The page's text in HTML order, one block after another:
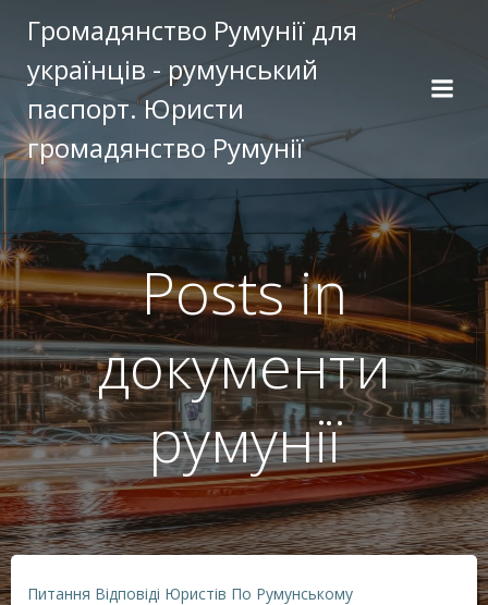
к
содержимому
Громадянство Румунії для
українців - румунський
паспорт. Юристи
громадянство Румунії
Posts in
документи
румунії
Питання Відповіді Юристів По Румунському